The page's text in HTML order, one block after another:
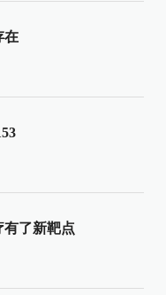
在
了新靶点